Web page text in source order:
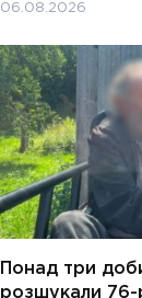
06.08.2026
Понад три
розшукали 76-